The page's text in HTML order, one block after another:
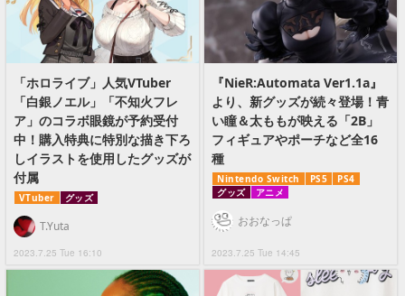
「ホロライブ」人気VTuber
「白銀ノエル」「不知火フレ
ア」のコラボ眼鏡が予約受付
中！購入特典に特別な描き下ろ
しイラストを使用したグッズが
付属
VTuber グッズ
2023.7.25 Tue 16:10
T.Yuta
『NieR:Automata Ver1.1a』
より、新グッズが続々登場！青
い瞳＆太ももが映える「2B」
フィギュアやポーチなど全16
種
Nintendo Switch PS5
PS4
グッズ
アニメ
2023.7.25 Tue 14:45
おおなっぱ